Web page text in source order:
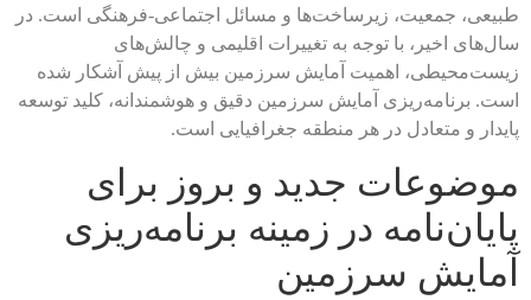
طبیعی، جمعیت، زیرساخت‌ها و مسائل اجتماعی-فرهنگی است. در
سال‌های اخیر، با توجه به تغییرات اقلیمی و چالش‌های
زیست‌محیطی، اهمیت آمایش سرزمین بیش از پیش آشکار شده
است. برنامه‌ریزی آمایش سرزمین دقیق و هوشمندانه، کلید توسعه
پایدار و متعادل در هر منطقه جغرافیایی است.
موضوعات جدید و بروز برای
پایان‌نامه در زمینه برنامه‌ریزی
آمایش سرزمین